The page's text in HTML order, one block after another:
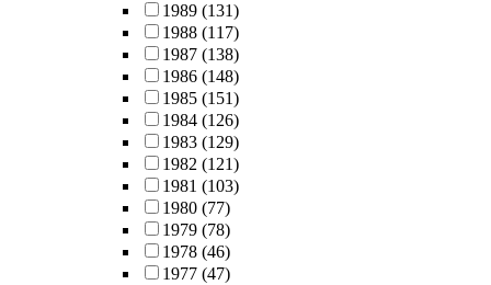
1989 (131)
1988 (117)
1987 (138)
1986 (148)
1985 (151)
1984 (126)
1983 (129)
1982 (121)
1981 (103)
1980 (77)
1979 (78)
1978 (46)
1977 (47)